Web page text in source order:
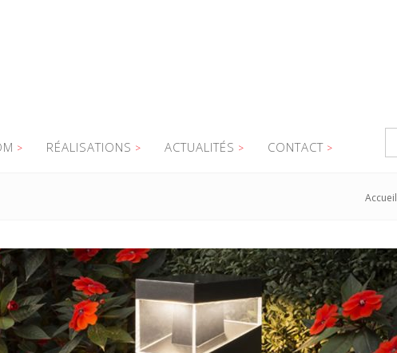
RÉALISATIONS ACTUALITÉS CONTACT
Accueil